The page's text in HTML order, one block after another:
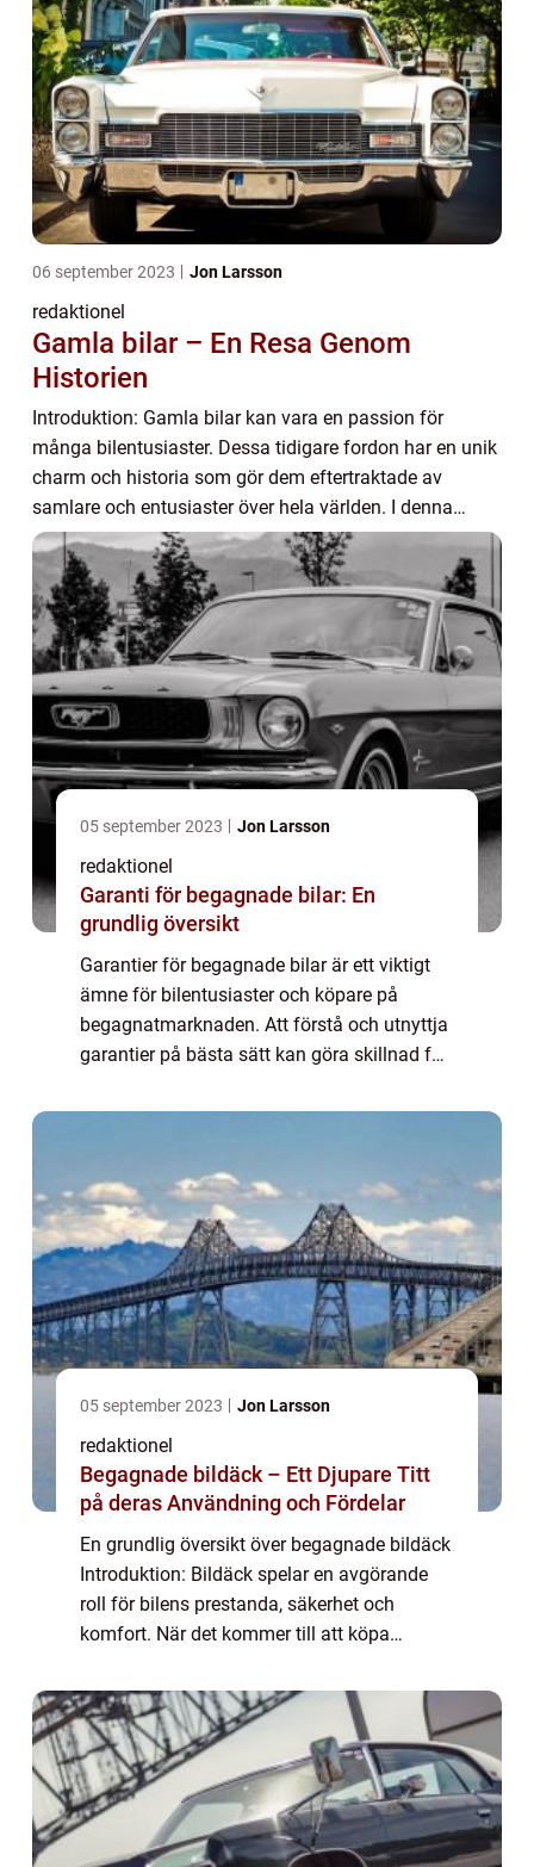
06 september 2023 Jon Larsson
redaktionel
Gamla bilar – En Resa Genom
Historien
Introduktion: Gamla bilar kan vara en passion för
många bilentusiaster. Dessa tidigare fordon har en unik
charm och historia som gör dem eftertraktade av
samlare och entusiaster över hela världen. I denna
artikel kommer vi att utforska den fascineran...
05 september 2023 Jon Larsson
redaktionel
Garanti för begagnade bilar: En
grundlig översikt
Garantier för begagnade bilar är ett viktigt
ämne för bilentusiaster och köpare på
begagnatmarknaden. Att förstå och utnyttja
garantier på bästa sätt kan göra skillnad för
kommer vi att gå igenom vad garanti...
05 september 2023 Jon Larsson
redaktionel
Begagnade bildäck – Ett Djupare Titt
på deras Användning och Fördelar
En grundlig översikt över begagnade bildäck
Introduktion: Bildäck spelar en avgörande
roll för bilens prestanda, säkerhet och
komfort. När det kommer till att köpa
överväga begagnade alternativ istället för
he...